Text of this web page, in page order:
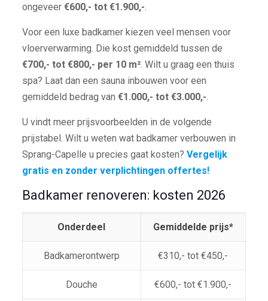
ongeveer €600,- tot €1.900,-.
Voor een luxe badkamer kiezen veel mensen voor
vloerverwarming. Die kost gemiddeld tussen de
€700,- tot €800,- per 10 m². Wilt u graag een thuis
spa? Laat dan een sauna inbouwen voor een
gemiddeld bedrag van €1.000,- tot €3.000,-.
U vindt meer prijsvoorbeelden in de volgende
prijstabel. Wilt u weten wat badkamer verbouwen in
Sprang-Capelle u precies gaat kosten? Vergelijk
gratis en zonder verplichtingen offertes!
Badkamer renoveren: kosten 2026
Onderdeel Gemiddelde prijs*
Badkamerontwerp €310,- tot €450,-
Douche €600,- tot €1.900,-